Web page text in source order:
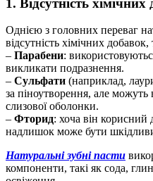
Однією з головних переваг
відсутність хімічних добавок,
– Парабени:
викликати подразнення.
– Сульфати (наприклад,
за піноутворення, але можуть
слизової оболонки.
– Фторид: хоча він корисний
надлишок може бути
Натуральні зубні пасти
компоненти, такі як сода,